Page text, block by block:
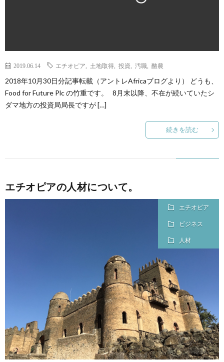
2019.06.14 エチオピア 土地取得 投資 汚職 酪農
2018年10月30日分記事転載（アントレAfricaブログより） どうも、
Food for Future Plc の竹重です。 8月末以降、不在が続いていたシ
ダマ地方の投資局局長ですが […]
続きを読む
エチオピアの人材について。
エチオピア
ビジネス
人材